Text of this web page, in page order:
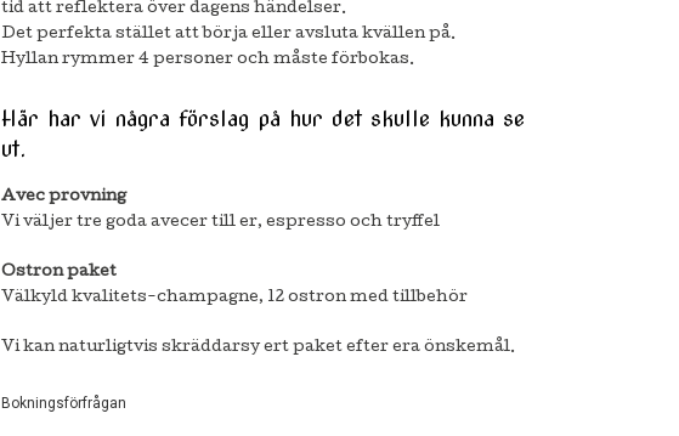
tid att reflektera över dagens händelser.
Det perfekta stället att börja eller avsluta kvällen på.
Hyllan rymmer 4 personer och måste förbokas.
Här har vi några förslag på hur det skulle kunna se
ut.
Avec provning
Vi väljer tre goda avecer till er, espresso och tryffel
Ostron paket
Välkyld kvalitets-champagne, 12 ostron med tillbehör
Vi kan naturligtvis skräddarsy ert paket efter era önskemål.
Bokningsförfrågan